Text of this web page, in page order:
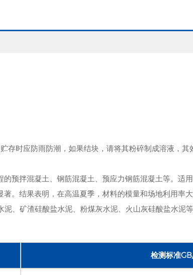
存时应防雨防潮，如果结块，请将其粉碎制成溶液，其
预拌混凝土、钢筋混凝土、预应力钢筋混凝土等。适
。结果表明，在高温夏季，材料的模量和场地利用率
、矿渣硅酸盐水泥、粉煤灰水泥、火山灰硅酸盐水泥
检测标准